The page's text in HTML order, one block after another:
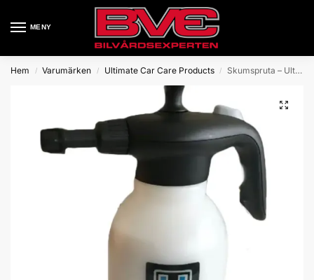
MENY
Hem / Varumärken / Ultimate Car Care Products / Skumspruta – Ultimate Foamer 2L